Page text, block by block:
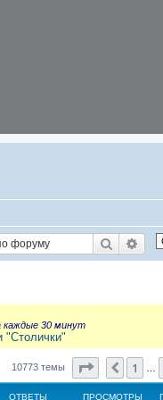
Поиск
каждые 30 минут
"Столички"
10773 темы Страница
Пред.
1
ОТВЕТЫ ПРОСМОТРЫ